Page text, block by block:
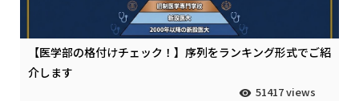
【医学部の格付けチェック！】序列をランキング形式でご紹
介します
51417 views